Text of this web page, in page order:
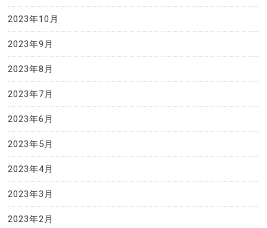
2023年10月
2023年9月
2023年8月
2023年7月
2023年6月
2023年5月
2023年4月
2023年3月
2023年2月